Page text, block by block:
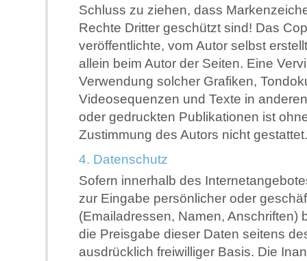
Schluss zu ziehen, dass
Rechte Dritter geschützt sind! Das
veröffentlichte, vom Autor selbst
allein beim Autor der Seiten. Eine
Verwendung solcher Grafiken,
Videosequenzen und Texte in
oder gedruckten Publikationen ist
Zustimmung des Autors nicht gestattet.
4. Datenschutz
Sofern innerhalb des
zur Eingabe persönlicher oder
(Emailadressen, Namen, Anschriften)
die Preisgabe dieser Daten seitens
ausdrücklich freiwilliger Basis. Die